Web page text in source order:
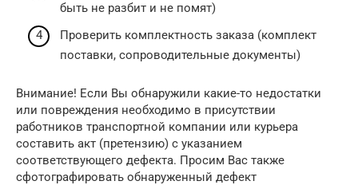
быть не разбит и не помят)
Проверить комплектность заказа (комплект
поставки, сопроводительные документы)
Внимание! Если Вы обнаружили какие-то недостатки
или повреждения необходимо в присутствии
работников транспортной компании или курьера
составить акт (претензию) с указанием
соответствующего дефекта. Просим Вас также
сфотографировать обнаруженный дефект